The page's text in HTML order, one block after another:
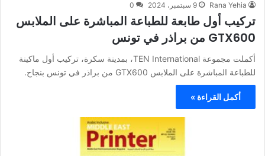
Rana Yehia 9 سبتمبر، 2024 0
تركيب أول طابعة للطباعة المباشرة على الملابس
GTX600 من براذر في تونس
أكملت مجموعة TEN International، بمدينة سكرة، تركيب أول ماكينة
للطباعة المباشرة على الملابس GTX600 من براذر في تونس بنجاح.
أكمل القراءة »